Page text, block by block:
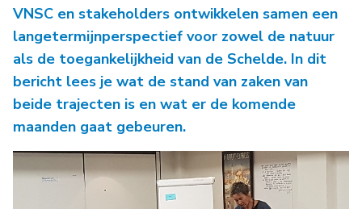
VNSC en stakeholders ontwikkelen samen een
langetermijnperspectief voor zowel de natuur
als de toegankelijkheid van de Schelde. In dit
bericht lees je wat de stand van zaken van
beide trajecten is en wat er de komende
maanden gaat gebeuren.